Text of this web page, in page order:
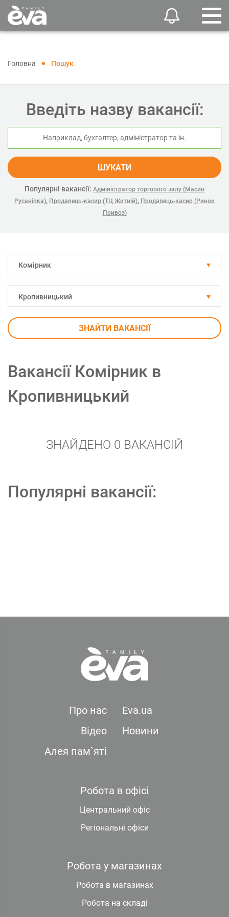
Головна Пошук
Введіть назву вакансії:
ШУКАТИ
Популярні вакансії: Адміністратор торгового залу (Масив
Русанівка), Продавець-касир (ТЦ Житній), Продавець-касир (Ринок
Привоз)
Комірник
Кропивницький
ЗНАЙТИ ВАКАНСІЇ
Вакансії Комірник в
Кропивницький
ЗНАЙДЕНО 0 ВАКАНСІЙ
Популярні вакансії:
Про нас
Eva.ua
Відео
Новини
Алея пам`яті
Робота в офісі
Центральний офіс
Регіональні офіси
Робота у магазинах
Робота в магазинах
Робота на складі